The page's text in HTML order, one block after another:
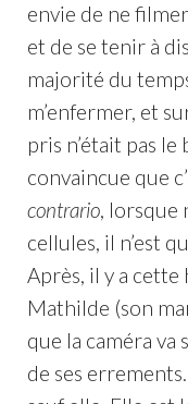
envie de ne
et de se tenir à
majorité du
m’enfermer, et
pris n’était pas
convaincue que
contrario, lorsque
cellules, il n’est
Après, il y a
Mathilde (son
que la caméra va
de ses